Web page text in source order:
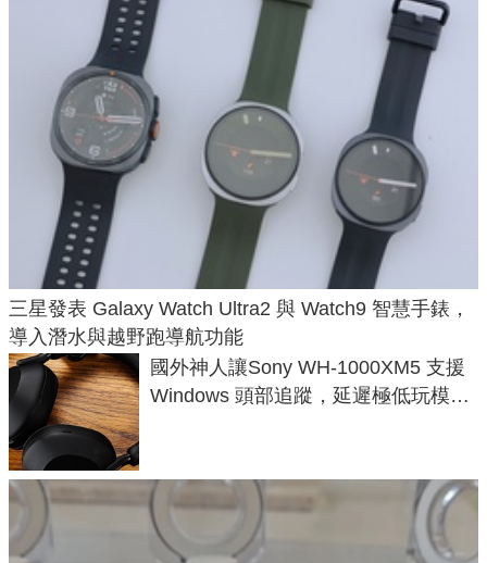
三星發表 Galaxy Watch Ultra2 與 Watch9 智慧手錶，
導入潛水與越野跑導航功能
國外神人讓Sony WH-1000XM5 支援
Windows 頭部追蹤，延遲極低玩模擬